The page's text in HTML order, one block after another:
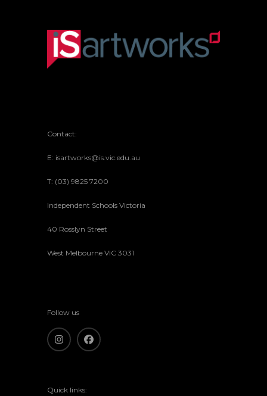
Contact:
E: isartworks@is.vic.edu.au
T: (03) 9825 7200
Independent Schools Victoria
40 Rosslyn Street
West Melbourne VIC 3031
Follow us
Quick links: